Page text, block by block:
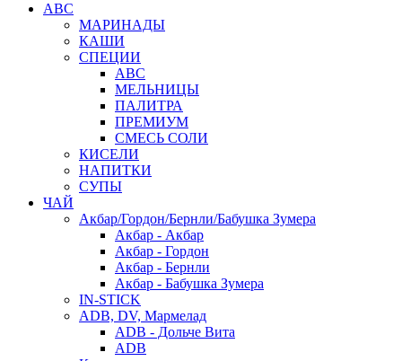
АВС
МАРИНАДЫ
КАШИ
СПЕЦИИ
АВС
МЕЛЬНИЦЫ
ПАЛИТРА
ПРЕМИУМ
СМЕСЬ СОЛИ
КИСЕЛИ
НАПИТКИ
СУПЫ
ЧАЙ
Акбар/Гордон/Бернли/Бабушка Зумера
Акбар - Акбар
Акбар - Гордон
Акбар - Бернли
Акбар - Бабушка Зумера
IN-STICK
ADB, DV, Мармелад
ADB - Дольче Вита
ADB